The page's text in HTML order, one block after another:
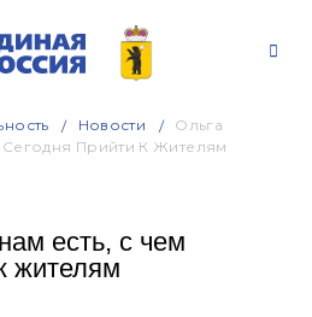
Новости
Ольга
Сегодня Прийти К Жителям
есть, с чем
жителям